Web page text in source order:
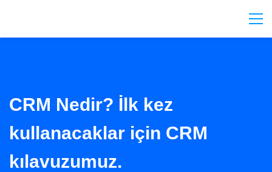
CRM Nedir? İlk kez
kullanacaklar için CRM
kılavuzumuz.